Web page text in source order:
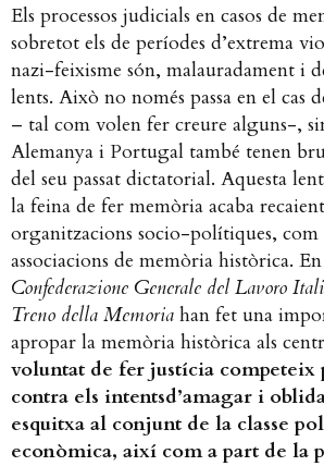
Els processos judicials en casos de
sobretot els de períodes d’extrema
nazi-feixisme són, malauradament i
lents. Això no només passa en el cas
– tal com volen fer creure alguns-,
Alemanya i Portugal també tenen
del seu passat dictatorial. Aquesta
la feina de fer memòria acaba
organitzacions socio-polítiques, com
associacions de memòria històrica.
Confederazione Generale del Lavoro
Treno della Memoria han fet una
apropar la memòria històrica als
voluntat de fer justícia competeix
contra els intentsd’amagar i
esquitxa al conjunt de la classe
econòmica, així com a part de la